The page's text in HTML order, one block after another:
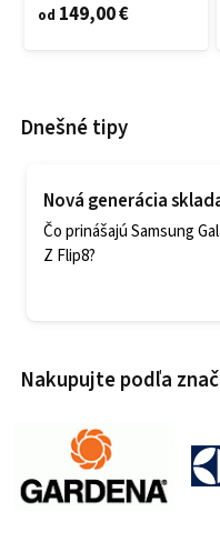
od 149,00 €
Dnešné tipy
Nová generácia
Čo prinášajú Samsung
Z Flip8?
Nakupujte podľa